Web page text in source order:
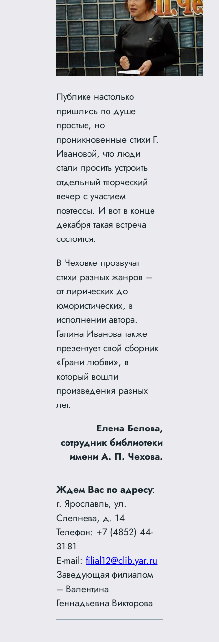
Публике настолько
пришлись по душе
простые, но
проникновенные стихи Г.
Ивановой, что люди
стали просить устроить
отдельный творческий
вечер с участием
поэтессы. И вот в конце
декабря такая встреча
состоится.
В Чеховке прозвучат
стихи разных жанров –
от лирических до
юмористических, в
исполнении автора.
Галина Иванова также
презентует свой сборник
«Грани любви», в
который вошли
произведения разных
лет.
Елена Белова,
сотрудник библиотеки
имени А. П. Чехова.
Ждем Вас по адресу:
г. Ярославль, ул.
Слепнева, д. 14
Телефон: +7 (4852) 44-
31-81
E-mail:filial12@clib.yar.ru
Заведующая филиалом
– Валентина
Геннадьевна Викторова